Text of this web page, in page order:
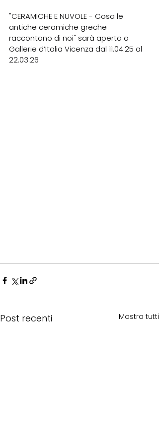
"CERAMICHE E NUVOLE - Cosa le
antiche ceramiche greche
raccontano di noi" sarà aperta a
Gallerie d’Italia Vicenza dal 11.04.25 al
22.03.26
Post recenti Mostra tutti